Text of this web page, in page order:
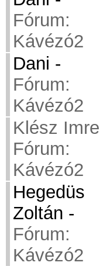
Fórum:
Kávézó2
Dani -
Fórum:
Kávézó2
Klész Imre
Fórum:
Kávézó2
Hegedüs
Zoltán -
Fórum:
Kávézó2